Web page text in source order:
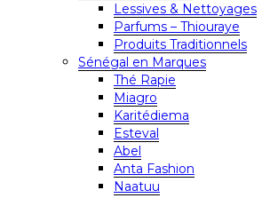
Lessives & Nettoyages
Parfums – Thiouraye
Produits Traditionnels
Sénégal en Marques
Thé Rapie
Miagro
Karitédiema
Esteval
Abel
Anta Fashion
Naatuu